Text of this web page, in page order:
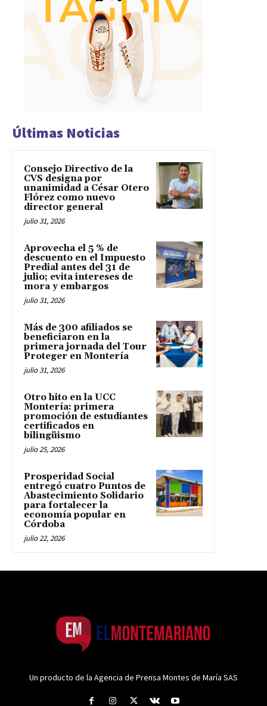
Últimas Noticias
Consejo Directivo de la
CVS designa por
unanimidad a César Otero
Flórez como nuevo
director general
julio 31, 2026
Aprovecha el 5 % de
descuento en el Impuesto
Predial antes del 31 de
julio; evita intereses de
mora y embargos
julio 31, 2026
Más de 300 afiliados se
beneficiaron en la
primera jornada del Tour
Proteger en Montería
julio 31, 2026
Otro hito en la UCC
Montería: primera
promoción de estudiantes
certificados en
bilingüismo
julio 25, 2026
Prosperidad Social
entregó cuatro Puntos de
Abastecimiento Solidario
para fortalecer la
economía popular en
Córdoba
julio 22, 2026
Un producto de la Agencia de Prensa Montes de María SAS